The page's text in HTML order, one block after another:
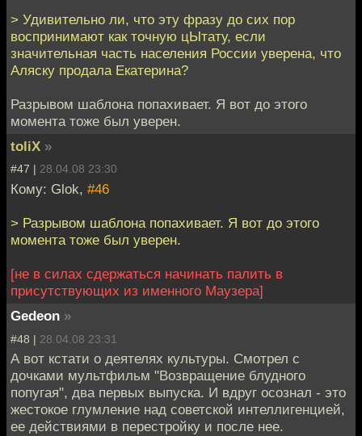
> Удивительно ли, что эту фразу до сих пор
воспринимают как точную цЫтату, если
значительная часть населения России уверена, что
Аляску продала Екатерина?
Разрывом шаблона попахивает. Я вот до этого
момента тоже был уверен.
toliX »
#47 | 28.04.08 23:30
Кому: Glok, #46
> Разрывом шаблона попахивает. Я вот до этого
момента тоже был уверен.
[не в силах сдержаться начинать палить в
присутствующих из именного Маузера]
Gedeon »
#48 | 28.04.08 23:31
А вот кстати о деятелях культуры. Смотрел с
дочками мультфильм "Возвращение блудного
попугая", два первых выпуска. И вдруг осознал - это
жестокое глумление над советской интеллигенцией,
ее действиями в перестройку и после нее.